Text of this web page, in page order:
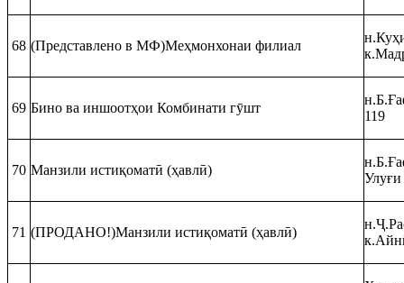
68 (Представлено в МФ)Меҳмонхонаи филиал
69 Бино ва иншоотҳои Комбинати гӯшт
119
70 Манзили истиқоматӣ (ҳавлӣ)
Улуғи
71 (ПРОДАНО!)Манзили истиқоматӣ (ҳавлӣ)